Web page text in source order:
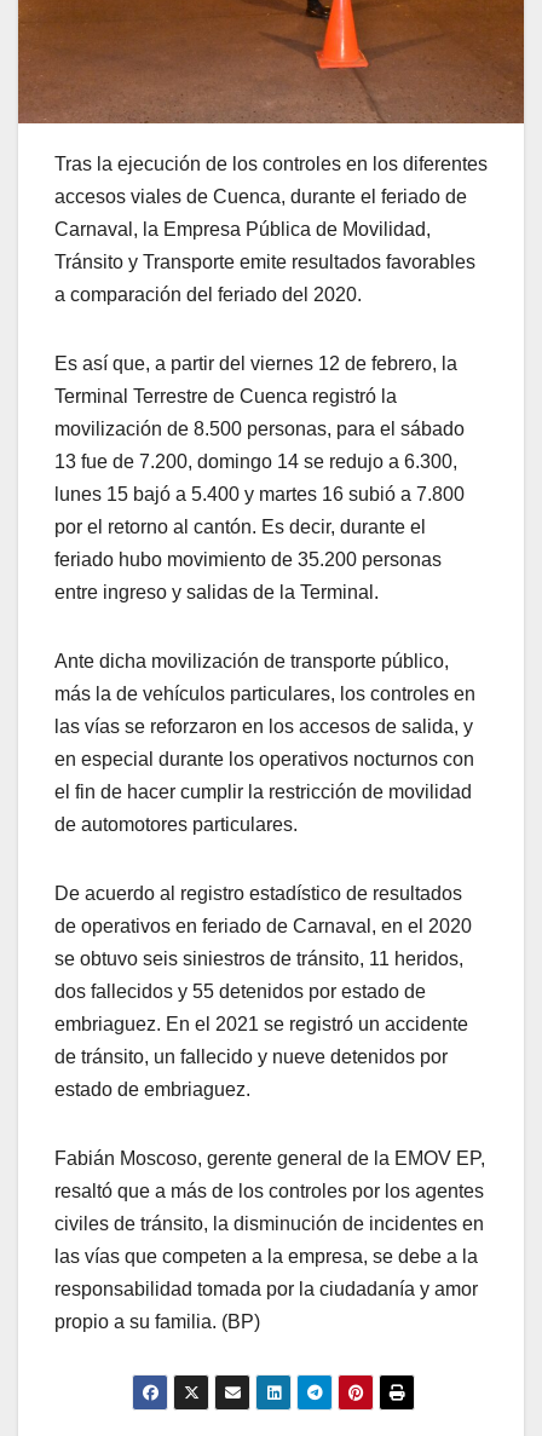
Tras la ejecución de los controles en los diferentes
accesos viales de Cuenca, durante el feriado de
Carnaval, la Empresa Pública de Movilidad,
Tránsito y Transporte emite resultados favorables
a comparación del feriado del 2020.
Es así que, a partir del viernes 12 de febrero, la
Terminal Terrestre de Cuenca registró la
movilización de 8.500 personas, para el sábado
13 fue de 7.200, domingo 14 se redujo a 6.300,
lunes 15 bajó a 5.400 y martes 16 subió a 7.800
por el retorno al cantón. Es decir, durante el
feriado hubo movimiento de 35.200 personas
entre ingreso y salidas de la Terminal.
Ante dicha movilización de transporte público,
más la de vehículos particulares, los controles en
las vías se reforzaron en los accesos de salida, y
en especial durante los operativos nocturnos con
el fin de hacer cumplir la restricción de movilidad
de automotores particulares.
De acuerdo al registro estadístico de resultados
de operativos en feriado de Carnaval, en el 2020
se obtuvo seis siniestros de tránsito, 11 heridos,
dos fallecidos y 55 detenidos por estado de
embriaguez. En el 2021 se registró un accidente
de tránsito, un fallecido y nueve detenidos por
estado de embriaguez.
Fabián Moscoso, gerente general de la EMOV EP,
resaltó que a más de los controles por los agentes
civiles de tránsito, la disminución de incidentes en
las vías que competen a la empresa, se debe a la
responsabilidad tomada por la ciudadanía y amor
propio a su familia. (BP)